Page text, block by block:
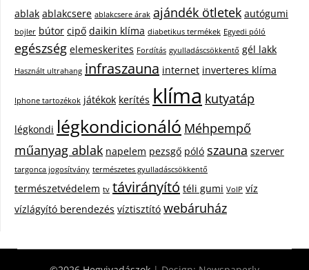
ablak ablakcsere ablakcsere árak ajándék ötletek autógumi
bojler bútor cipő daikin klíma diabetikus termékek Egyedi póló
egészség elemeskerites Fordítás gyulladáscsökkentő gél lakk
Használt ultrahang infraszauna internet inverteres klíma
Iphone tartozékok játékok kerítés klíma kutyatáp
légkondi légkondicionáló Méhpempő
műanyag ablak napelem pezsgő póló szauna szerver
targonca jogosítvány természetes gyulladáscsökkentő
természetvédelem tv távirányító téli gumi VoIP víz
vízlágyító berendezés víztisztító webáruház